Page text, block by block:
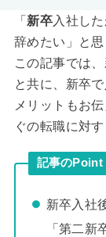
「 新卒入社し
辞めたい」と
この記事では
と共に、新卒
メリットもお
ぐの転職に対
記事のPoint
新卒入社
「第二新